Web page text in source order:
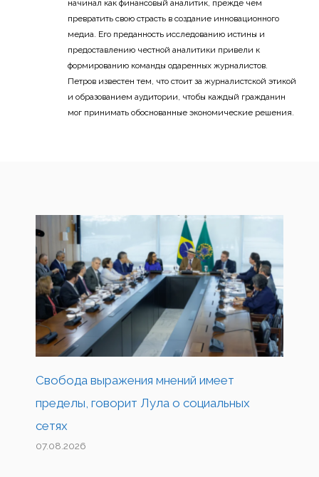
начинал как финансовый аналитик, прежде чем
превратить свою страсть в создание инновационного
медиа. Его преданность исследованию истины и
предоставлению честной аналитики привели к
формированию команды одаренных журналистов.
Петров известен тем, что стоит за журналистской этикой
и образованием аудитории, чтобы каждый гражданин
мог принимать обоснованные экономические решения.
Свобода выражения мнений имеет
пределы, говорит Лула о социальных
сетях
07.08.2026